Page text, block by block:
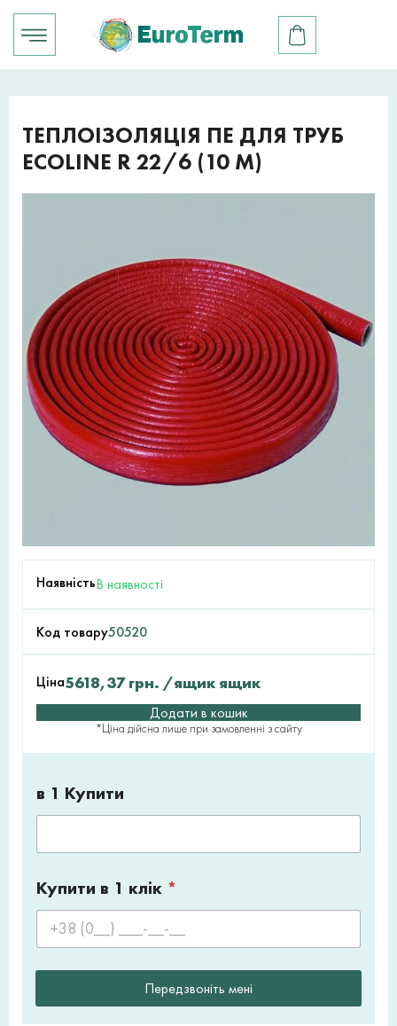
ТЕПЛОІЗОЛЯЦІЯ ПЕ ДЛЯ ТРУБ
ECOLINE R 22/6 (10 М)
НаявністьВ наявності
Код товару50520
Ціна5618,37грн. /ящик ящик
Додати в кошик
*Ціна дійсна лише при замовленні з сайту
в 1 Купити
Купити в 1 клік *
Передзвоніть мені